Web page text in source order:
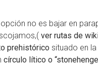
opción no es bajar en
ver rutas de
prehistórico situado en
círculo lítico o